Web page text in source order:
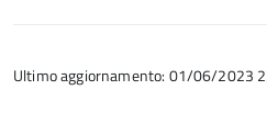
Ultimo aggiornamento: 01/06/2023